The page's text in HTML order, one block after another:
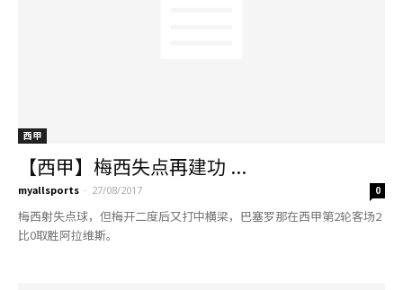
西甲
【西甲】梅西失点再建功 ...
myallsports - 27/08/2017 0
梅西射失点球，但梅开二度后又打中横梁，巴塞罗那在西甲第2轮客场2
比0取胜阿拉维斯。